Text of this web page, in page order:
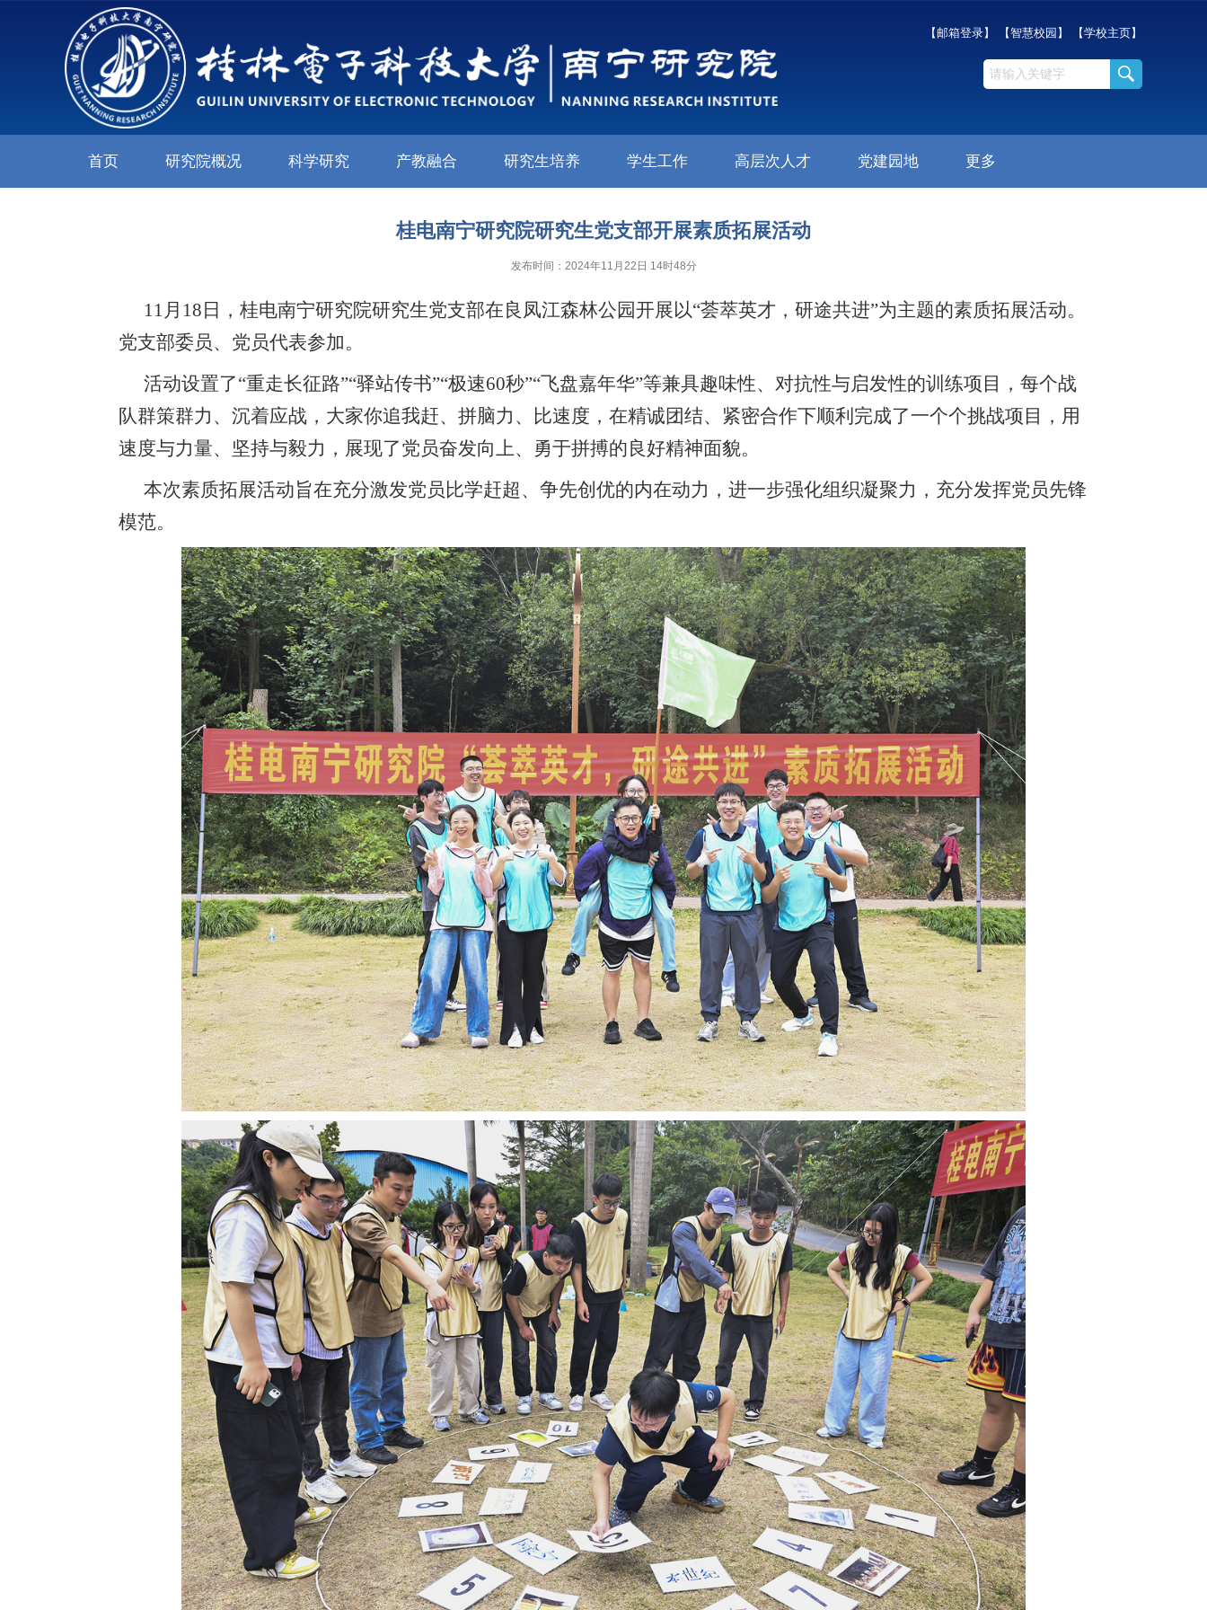
【邮箱登录】 【智慧校园】 【学校主页】
首页 研究院概况 科学研究 产教融合 研究生培养 学生工作 高层次人才 党建园地 更多
桂电南宁研究院研究生党支部开展素质拓展活动
发布时间：2024年11月22日 14时48分
11月 18 日，桂电南宁研究院研究生党支部在良凤江森林公园开展以“荟萃英才，研途共进”为主题的素质拓展活动。
党支部委员、党员代表参加。
活动设置了“重走长征路”“驿站传书”“极速60秒”“飞盘嘉年华”等兼具趣味性、对抗性与启发性的训练项目，每个战
队群策群力、沉着应战，大家你追我赶、拼脑力、比速度，在精诚团结、紧密合作下顺利完成了一个个挑战项目，用
速度与力量、坚持与毅力，展现了党员奋发向上、勇于拼搏的良好精神面貌。
本次素质拓展活动旨在充分激发党员比学赶超、争先创优的内在动力，进一步强化组织凝聚力，充分发挥党员先锋
模范。